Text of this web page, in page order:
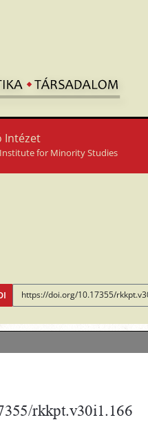
Intézet
Institute for Minority Studies